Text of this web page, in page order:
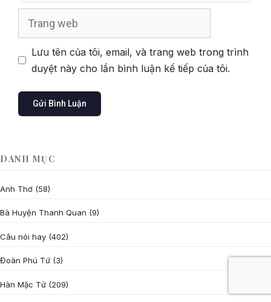
Lưu tên của tôi, email, và trang web trong trình
duyệt này cho lần bình luận kế tiếp của tôi.
DANH MỤC
Anh Thơ (58)
Bà Huyện Thanh Quan (9)
Câu nói hay (402)
Đoàn Phú Tứ (3)
Hàn Mặc Tử (209)